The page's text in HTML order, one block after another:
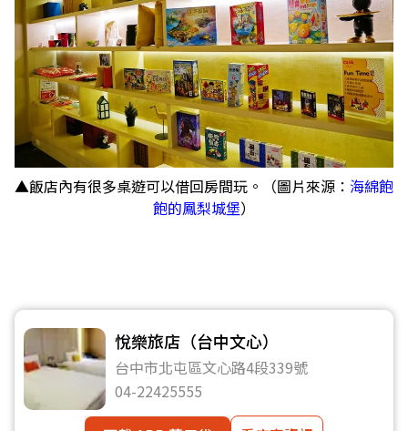
▲飯店內有很多桌遊可以借回房間玩。（圖片來源： 海綿飽
飽的鳳梨城堡）
悅樂旅店（台中文心）
台中市北屯區文心路4段339號
04-22425555